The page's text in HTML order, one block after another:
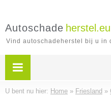
Autoschade herstel.eu
Vind autoschadeherstel bij u in
U bent nu hier: Home » Friesland »